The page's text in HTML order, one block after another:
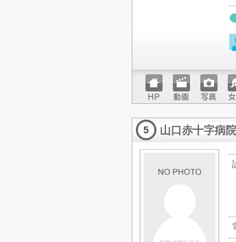
ホーム
ページ
動画 写真 女
5 山口赤十字病院